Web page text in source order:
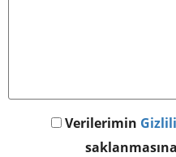
Verilerimin